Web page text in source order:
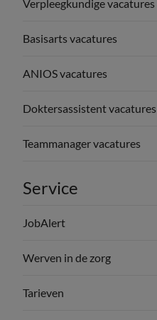
Verpleegkundige vacatures
Basisarts vacatures
ANIOS vacatures
Doktersassistent vacatures
Teammanager vacatures
Service
JobAlert
Werven in de zorg
Tarieven